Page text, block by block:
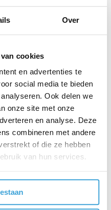
Over
cookies
en advertenties te
social media te bieden
Ook delen we
onze site met onze
en analyse. Deze
combineren met andere
of die ze hebben
van hun services.
de website, stuur dan een
hoor je of er nog een
onderwijsassistenten